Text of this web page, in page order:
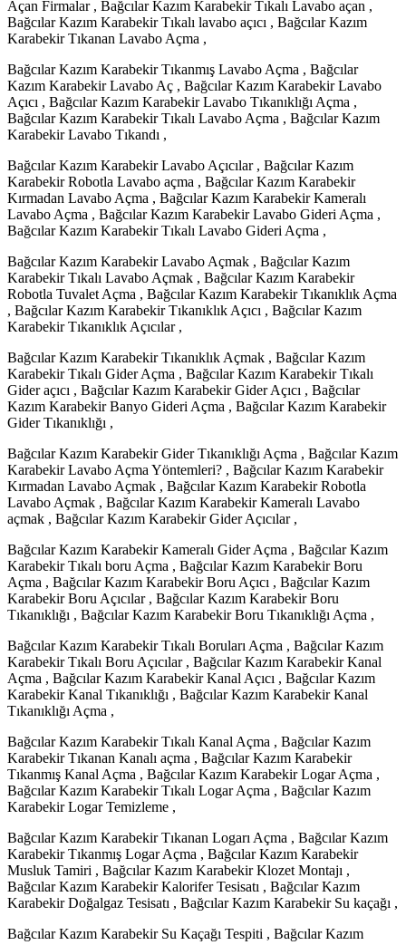
Açan Firmalar , Bağcılar Kazım Karabekir Tıkalı Lavabo açan ,
Bağcılar Kazım Karabekir Tıkalı lavabo açıcı , Bağcılar Kazım
Karabekir Tıkanan Lavabo Açma ,
Bağcılar Kazım Karabekir Tıkanmış Lavabo Açma , Bağcılar
Kazım Karabekir Lavabo Aç , Bağcılar Kazım Karabekir Lavabo
Açıcı , Bağcılar Kazım Karabekir Lavabo Tıkanıklığı Açma ,
Bağcılar Kazım Karabekir Tıkalı Lavabo Açma , Bağcılar Kazım
Karabekir Lavabo Tıkandı ,
Bağcılar Kazım Karabekir Lavabo Açıcılar , Bağcılar Kazım
Karabekir Robotla Lavabo açma , Bağcılar Kazım Karabekir
Kırmadan Lavabo Açma , Bağcılar Kazım Karabekir Kameralı
Lavabo Açma , Bağcılar Kazım Karabekir Lavabo Gideri Açma ,
Bağcılar Kazım Karabekir Tıkalı Lavabo Gideri Açma ,
Bağcılar Kazım Karabekir Lavabo Açmak , Bağcılar Kazım
Karabekir Tıkalı Lavabo Açmak , Bağcılar Kazım Karabekir
Robotla Tuvalet Açma , Bağcılar Kazım Karabekir Tıkanıklık Açma
, Bağcılar Kazım Karabekir Tıkanıklık Açıcı , Bağcılar Kazım
Karabekir Tıkanıklık Açıcılar ,
Bağcılar Kazım Karabekir Tıkanıklık Açmak , Bağcılar Kazım
Karabekir Tıkalı Gider Açma , Bağcılar Kazım Karabekir Tıkalı
Gider açıcı , Bağcılar Kazım Karabekir Gider Açıcı , Bağcılar
Kazım Karabekir Banyo Gideri Açma , Bağcılar Kazım Karabekir
Gider Tıkanıklığı ,
Bağcılar Kazım Karabekir Gider Tıkanıklığı Açma , Bağcılar Kazım
Karabekir Lavabo Açma Yöntemleri? , Bağcılar Kazım Karabekir
Kırmadan Lavabo Açmak , Bağcılar Kazım Karabekir Robotla
Lavabo Açmak , Bağcılar Kazım Karabekir Kameralı Lavabo
açmak , Bağcılar Kazım Karabekir Gider Açıcılar ,
Bağcılar Kazım Karabekir Kameralı Gider Açma , Bağcılar Kazım
Karabekir Tıkalı boru Açma , Bağcılar Kazım Karabekir Boru
Açma , Bağcılar Kazım Karabekir Boru Açıcı , Bağcılar Kazım
Karabekir Boru Açıcılar , Bağcılar Kazım Karabekir Boru
Tıkanıklığı , Bağcılar Kazım Karabekir Boru Tıkanıklığı Açma ,
Bağcılar Kazım Karabekir Tıkalı Boruları Açma , Bağcılar Kazım
Karabekir Tıkalı Boru Açıcılar , Bağcılar Kazım Karabekir Kanal
Açma , Bağcılar Kazım Karabekir Kanal Açıcı , Bağcılar Kazım
Karabekir Kanal Tıkanıklığı , Bağcılar Kazım Karabekir Kanal
Tıkanıklığı Açma ,
Bağcılar Kazım Karabekir Tıkalı Kanal Açma , Bağcılar Kazım
Karabekir Tıkanan Kanalı açma , Bağcılar Kazım Karabekir
Tıkanmış Kanal Açma , Bağcılar Kazım Karabekir Logar Açma ,
Bağcılar Kazım Karabekir Tıkalı Logar Açma , Bağcılar Kazım
Karabekir Logar Temizleme ,
Bağcılar Kazım Karabekir Tıkanan Logarı Açma , Bağcılar Kazım
Karabekir Tıkanmış Logar Açma , Bağcılar Kazım Karabekir
Musluk Tamiri , Bağcılar Kazım Karabekir Klozet Montajı ,
Bağcılar Kazım Karabekir Kalorifer Tesisatı , Bağcılar Kazım
Karabekir Doğalgaz Tesisatı , Bağcılar Kazım Karabekir Su kaçağı ,
Bağcılar Kazım Karabekir Su Kaçağı Tespiti , Bağcılar Kazım